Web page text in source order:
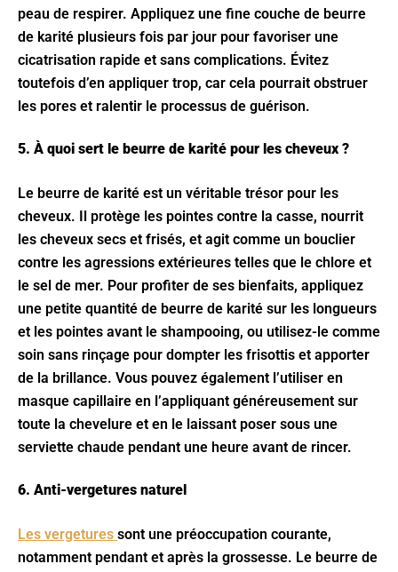
peau de respirer. Appliquez une fine couche de beurre
de karité plusieurs fois par jour pour favoriser une
cicatrisation rapide et sans complications. Évitez
toutefois d’en appliquer trop, car cela pourrait obstruer
les pores et ralentir le processus de guérison.
5. À quoi sert le beurre de karité pour les cheveux ?
Le beurre de karité est un véritable trésor pour les
cheveux. Il protège les pointes contre la casse, nourrit
les cheveux secs et frisés, et agit comme un bouclier
contre les agressions extérieures telles que le chlore et
le sel de mer. Pour profiter de ses bienfaits, appliquez
une petite quantité de beurre de karité sur les longueurs
et les pointes avant le shampooing, ou utilisez-le comme
soin sans rinçage pour dompter les frisottis et apporter
de la brillance. Vous pouvez également l’utiliser en
masque capillaire en l’appliquant généreusement sur
toute la chevelure et en le laissant poser sous une
serviette chaude pendant une heure avant de rincer.
6. Anti-vergetures naturel
Les vergetures sont une préoccupation courante,
notamment pendant et après la grossesse. Le beurre de